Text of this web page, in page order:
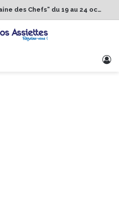
1er Édition de “La Semaine des Chefs” du 19 au 24 octobre 2026